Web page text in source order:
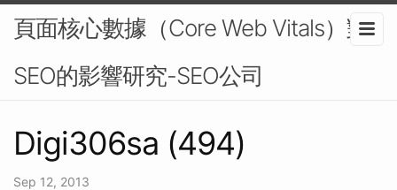
頁面核心數據（Core Web Vitals）對
SEO的影響研究-SEO公司
Digi306sa (494)
Sep 12, 2013